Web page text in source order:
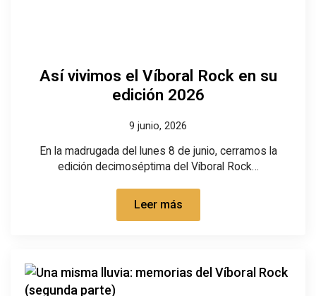
Así vivimos el Víboral Rock en su
edición 2026
9 junio, 2026
En la madrugada del lunes 8 de junio, cerramos la
edición decimoséptima del Víboral Rock…
Leer más